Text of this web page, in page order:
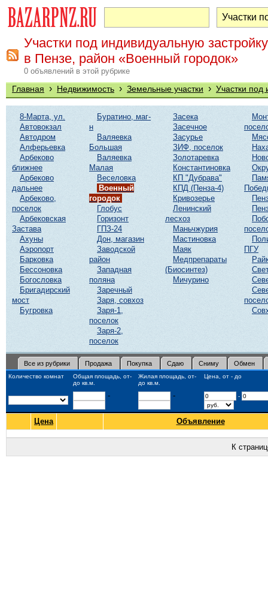
Участки под индивидуальную застройку
в Пензе, район «Военный городок»
0 объявлений в этой рубрике
Главная › Недвижимость › Земельные участки › Участки под
8-Марта, ул.
Автовокзал
Автодром
Алферьевка
Арбеково
ближнее
Арбеково
дальнее
Арбеково,
поселок
Арбековская
Застава
Ахуны
Аэропорт
Барковка
Бессоновка
Богословка
Бригадирский
мост
Бугровка
Буратино, маг-
н
Валяевка
Большая
Валяевка
Малая
Веселовка
Военный
городок
Глобус
Горизонт
ГПЗ-24
Дон, магазин
Заводской
район
Западная
поляна
Заречный
Заря, совхоз
Заря-1,
поселок
Заря-2,
поселок
Засека
Засечное
Засурье
ЗИФ, поселок
Золотаревка
Константиновка
КП "Дубрава"
КПД (Пенза-4)
Кривозерье
Ленинский
лесхоз
Маньчжурия
Мастиновка
Маяк
Медпрепараты
(Биосинтез)
Мичурино
ПГУ
Все из рубрики Продажа Покупка Сдаю Сниму Обмен
Количество комнат
Общая площадь, от-
до кв.м.
Жилая площадь, от-
до кв.м.
Цена, от - до
- - -
Цена Объявление
К